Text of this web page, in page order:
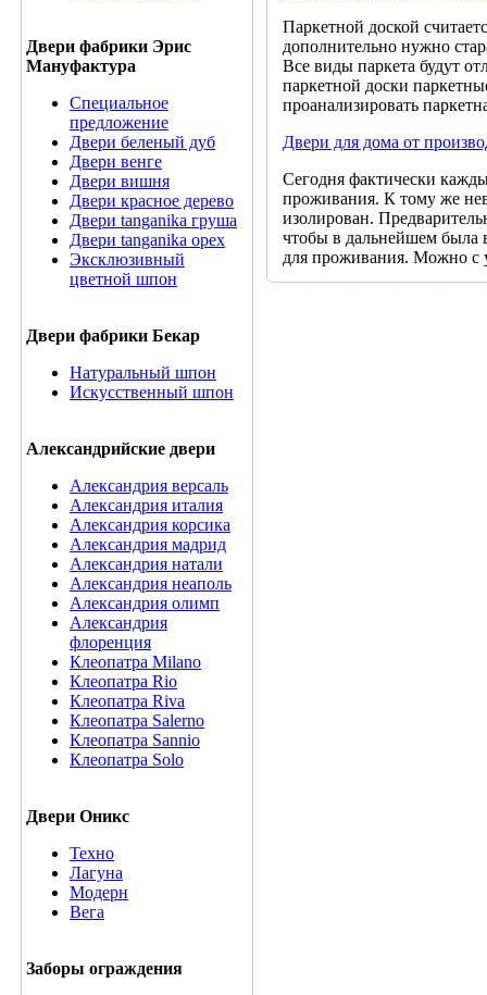
Двери фабрики Эрис
Мануфактура
Специальное
предложение
Двери беленый дуб
Двери венге
Двери вишня
Двери красное дерево
Двери tanganika груша
Двери tanganika oрех
Эксклюзивный
цветной шпон
Двери фабрики Бекар
Натуральный шпон
Искусственный шпон
Александрийские двери
Александрия версаль
Александрия италия
Александрия корсика
Александрия мадрид
Александрия натали
Александрия неаполь
Александрия олимп
Александрия
флоренция
Клеопатра Milano
Клеопатра Rio
Клеопатра Riva
Клеопатра Salerno
Клеопатра Sannio
Клеопатра Solo
Двери Оникс
Техно
Лагуна
Модерн
Вега
Заборы ограждения
Паркетной доской
дополнительно нужно
Все виды паркета будут
паркетной доски
проанализировать
Двери для дома от
Сегодня фактически
проживания. К тому же
изолирован.
чтобы в дальнейшем была
для проживания. Можно с